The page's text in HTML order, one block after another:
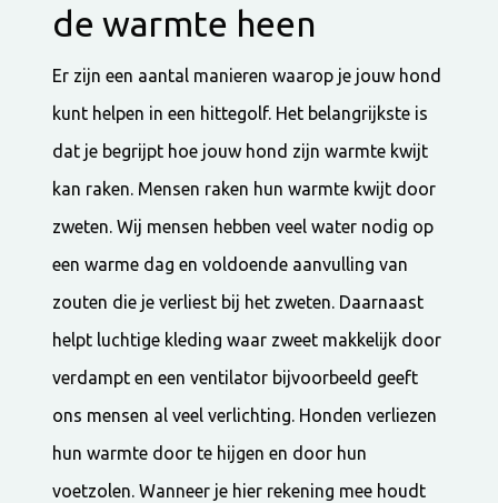
de warmte heen
Er zijn een aantal manieren waarop je jouw hond
kunt helpen in een hittegolf. Het belangrijkste is
dat je begrijpt hoe jouw hond zijn warmte kwijt
kan raken. Mensen raken hun warmte kwijt door
zweten. Wij mensen hebben veel water nodig op
een warme dag en voldoende aanvulling van
zouten die je verliest bij het zweten. Daarnaast
helpt luchtige kleding waar zweet makkelijk door
verdampt en een ventilator bijvoorbeeld geeft
ons mensen al veel verlichting. Honden verliezen
hun warmte door te hijgen en door hun
voetzolen. Wanneer je hier rekening mee houdt